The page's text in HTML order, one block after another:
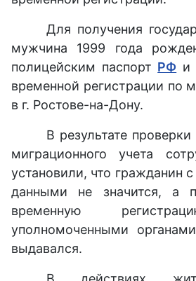
Для получения
мужчина 1999 года
полицейским паспорт РФ и
временной регистрации по
в г. Ростове-на-Дону.
В результате
миграционного учета
установили, что гражданин
данными не значится, а
временную
уполномоченными
выдавался.